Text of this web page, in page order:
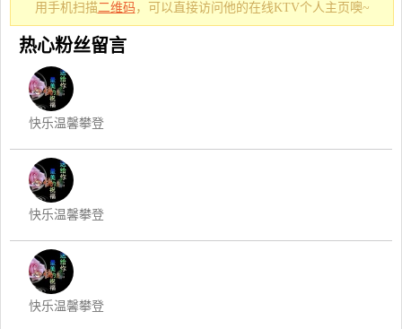
用手机扫描二维码 ，可以直接访问他的在线KTV个人主页噢~
热心粉丝留言
快乐温馨攀登
快乐温馨攀登
快乐温馨攀登